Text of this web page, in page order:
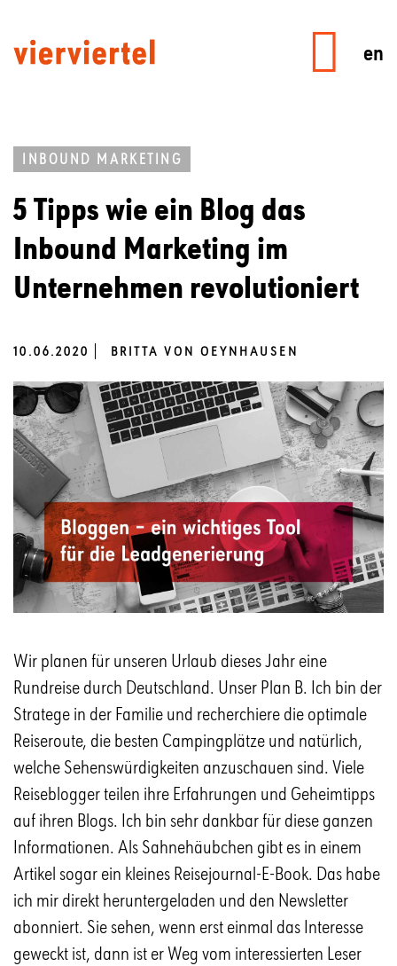
en
INBOUND MARKETING
5 Tipps wie ein Blog das
Inbound Marketing im
Unternehmen revolutioniert
10.06.2020 BRITTA VON OEYNHAUSEN
Wir planen für unseren Urlaub dieses Jahr eine
Rundreise durch Deutschland. Unser Plan B. Ich bin der
Stratege in der Familie und recherchiere die optimale
Reiseroute, die besten Campingplätze und natürlich,
welche Sehenswürdigkeiten anzuschauen sind. Viele
Reiseblogger teilen ihre Erfahrungen und Geheimtipps
auf ihren Blogs. Ich bin sehr dankbar für diese ganzen
Informationen. Als Sahnehäubchen gibt es in einem
Artikel sogar ein kleines Reisejournal-E-Book. Das habe
ich mir direkt heruntergeladen und den Newsletter
abonniert. Sie sehen, wenn erst einmal das Interesse
geweckt ist, dann ist er Weg vom interessierten Leser